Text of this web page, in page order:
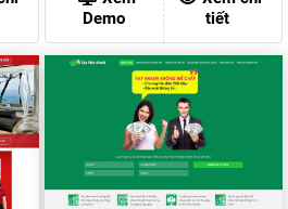
₫.
Demo
tiết